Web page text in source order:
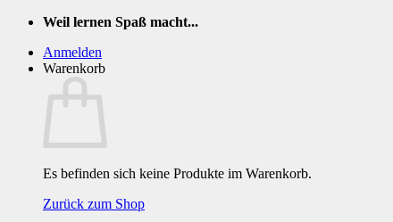
Zum
springen
Weil lernen Spaß macht...
Anmelden
Warenkorb
Es befinden sich keine Produkte im Warenkorb.
Zurück zum Shop